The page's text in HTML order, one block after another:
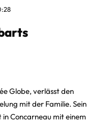
Globe, verlässt den
mit der Familie. Sein
Concarneau mit einem